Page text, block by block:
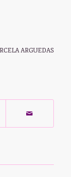
ARGUEDAS